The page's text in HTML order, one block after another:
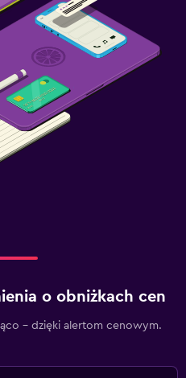
o obniżkach cen
– dzięki alertom cenowym.